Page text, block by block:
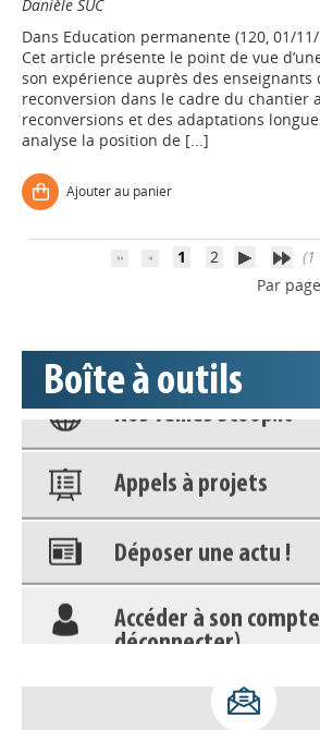
Danièle SUC
Dans Education permanente (120, 01/
Cet article présente le point de vue
son expérience auprès des
reconversion dans le cadre du chantier
reconversions et des adaptations
analyse la position de [...]
Ajouter au panier
1 2
(1
Par
Boîte à outils
Appels à projets
déconnecter)
Nos veilles Scoop.it
Appels à projets
Déposer une actu !
Accéder à son
déconnecter)